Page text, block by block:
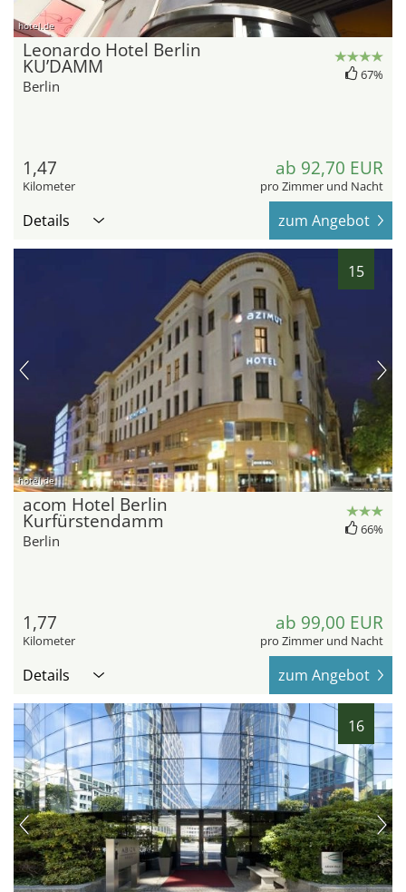
hotel.de
Leonardo Hotel Berlin
KU’DAMM
Berlin
67%
1,47
Kilometer
ab 92,70 EUR
pro Zimmer und Nacht
Details zum Angebot
15
hotel.de
acom Hotel Berlin
Kurfürstendamm
Berlin
66%
1,77
Kilometer
ab 99,00 EUR
pro Zimmer und Nacht
Details zum Angebot
16